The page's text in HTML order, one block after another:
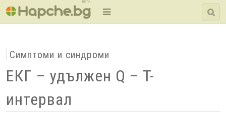
BETA
Симптоми и синдроми
ЕКГ – удължен Q – T-
интервал